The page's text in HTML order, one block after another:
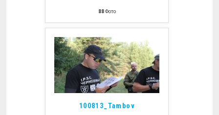
88Фото
100813_Tambov